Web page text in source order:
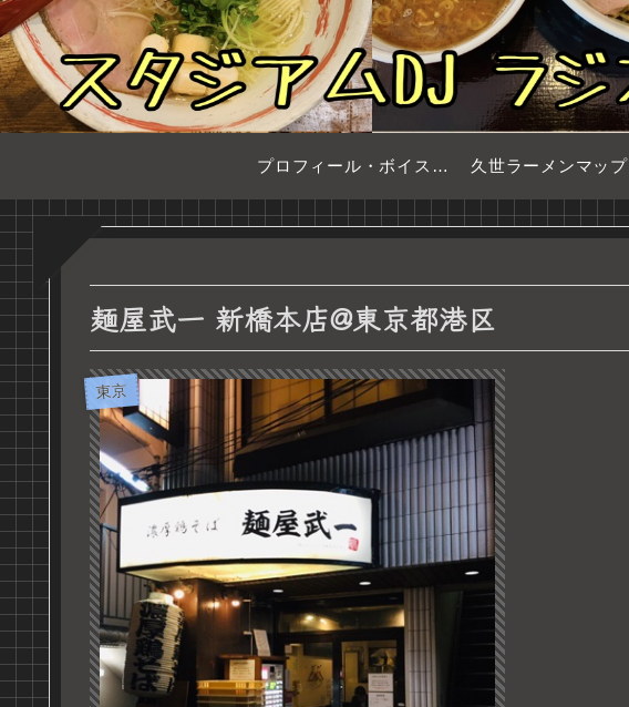
プロフィール・ボイスサンプル 久世ラーメンマップ
麺屋武一 新橋本店@東京都港区
東京